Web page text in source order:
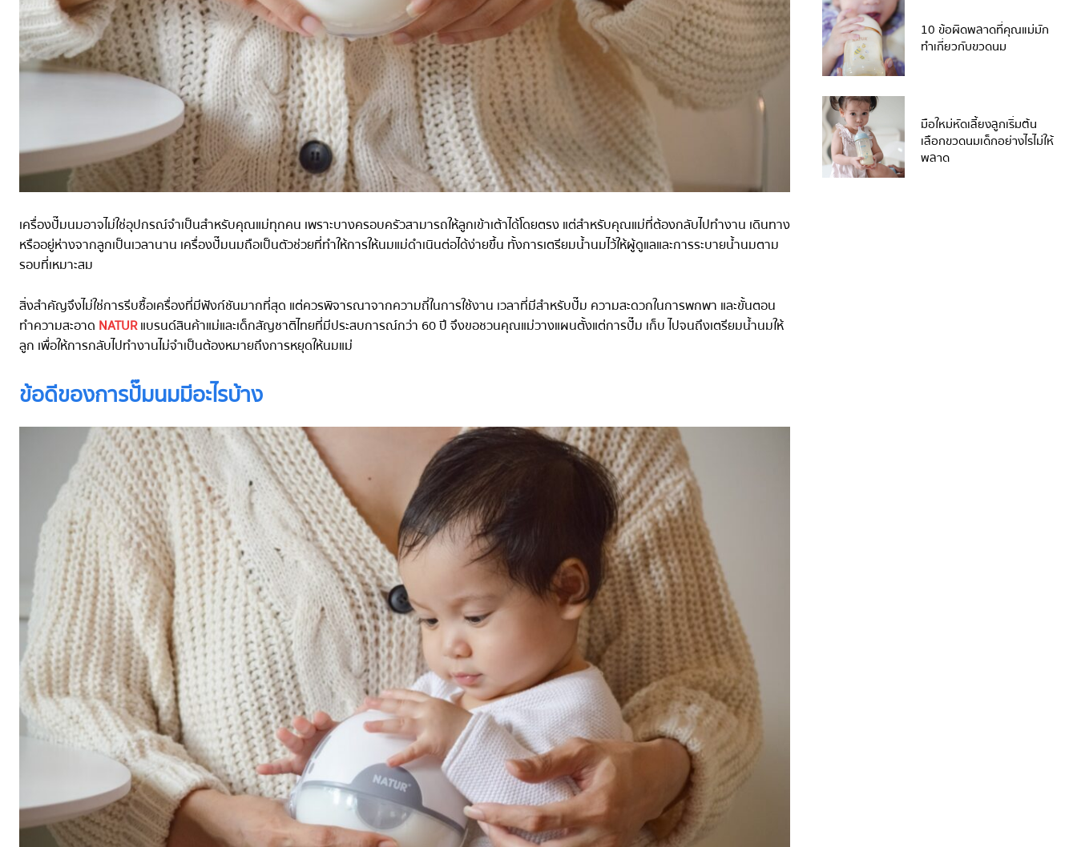
เครื่องปั๊มนมอาจไม่ใช่อุปกรณ์จำเป็นสำหรับคุณแม่ทุกคน เพราะบางครอบครัวสามารถให้ลูกเข้าเต้าได้โดยตรง แต่สำหรับคุณแม่ที่ต้องกลับไปทำงาน เดินทาง
หรืออยู่ห่างจากลูกเป็นเวลานาน เครื่องปั๊มนมถือเป็นตัวช่วยที่ทำให้การให้นมแม่ดำเนินต่อได้ง่ายขึ้น ทั้งการเตรียมน้ำนมไว้ให้ผู้ดูแลและการระบายน้ำนมตาม
รอบที่เหมาะสม
สิ่งสำคัญจึงไม่ใช่การรีบซื้อเครื่องที่มีฟังก์ชันมากที่สุด แต่ควรพิจารณาจากความถี่ในการใช้งาน เวลาที่มีสำหรับปั๊ม ความสะดวกในการพกพา และขั้นตอน
ทำความสะอาด NATURแบรนด์สินค้าแม่และเด็กสัญชาติไทยที่มีประสบการณ์กว่า 60 ปี จึงขอชวนคุณแม่วางแผนตั้งแต่การปั๊ม เก็บ ไปจนถึงเตรียมน้ำนมให้
ลูก เพื่อให้การกลับไปทำงานไม่จำเป็นต้องหมายถึงการหยุดให้นมแม่
ข้อดีของการปั๊มนมมีอะไรบ้าง
10 ข้อผิดพลาดที่คุณแม่มัก
ทำเกี่ยวกับขวดนม
มือใหม่หัดเลี้ยงลูกเริ่มต้น
เลือกขวดนมเด็กอย่างไรไม่ให้
พลาด